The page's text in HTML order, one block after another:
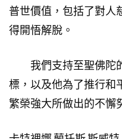
普世價值，包括了對人
得開悟解脫。
我們支持至聖佛陀
標，以及他為了推行和
繁榮強大所做出的不懈